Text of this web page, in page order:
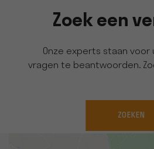
Zoek een
Onze experts staan voor
vragen te beantwoorden.
ZOEKEN